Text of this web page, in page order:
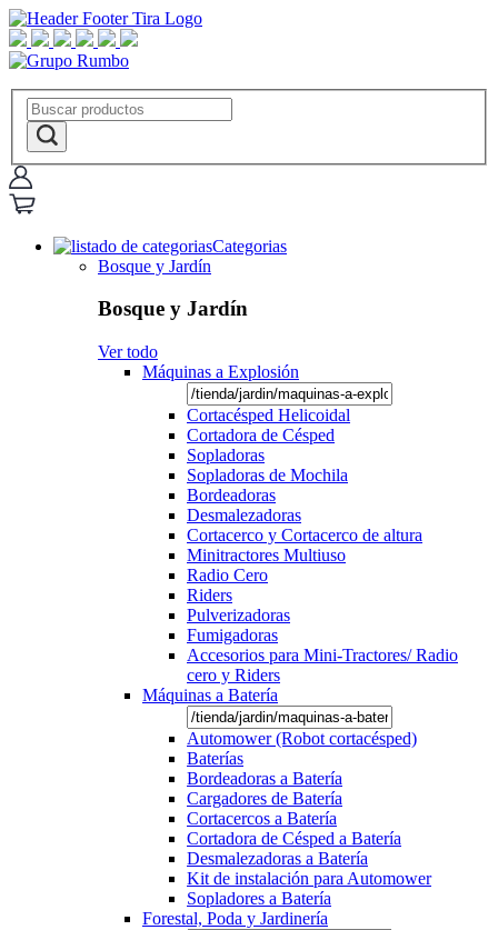
Categorias
Bosque y Jardín
Bosque y Jardín
Ver todo
Máquinas a Explosión
Cortacésped Helicoidal
Cortadora de Césped
Sopladoras
Sopladoras de Mochila
Bordeadoras
Desmalezadoras
Cortacerco y Cortacerco de altura
Minitractores Multiuso
Radio Cero
Riders
Pulverizadoras
Fumigadoras
Accesorios para Mini-Tractores/ Radio
cero y Riders
Máquinas a Batería
Automower (Robot cortacésped)
Baterías
Bordeadoras a Batería
Cargadores de Batería
Cortacercos a Batería
Cortadora de Césped a Batería
Desmalezadoras a Batería
Kit de instalación para Automower
Sopladores a Batería
Forestal, Poda y Jardinería